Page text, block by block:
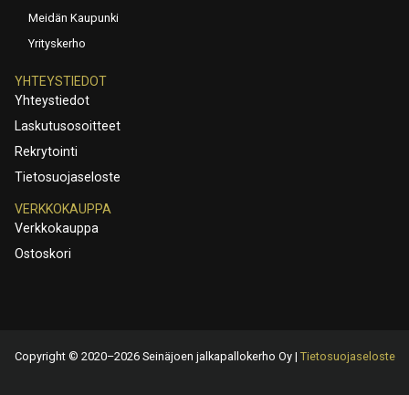
Meidän Kaupunki
Yrityskerho
YHTEYSTIEDOT
Yhteystiedot
Laskutusosoitteet
Rekrytointi
Tietosuojaseloste
VERKKOKAUPPA
Verkkokauppa
Ostoskori
Copyright © 2020–2026 Seinäjoen jalkapallokerho Oy | Tietosuojaseloste